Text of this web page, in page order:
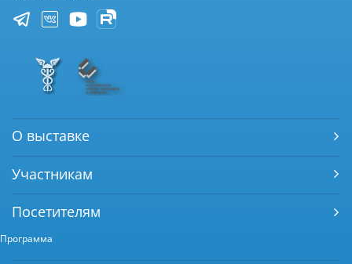
О выставке
Участникам
Посетителям
Программа